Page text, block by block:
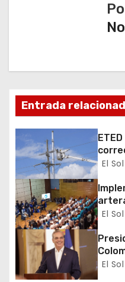
ó
n
d
e
e
n
t
r
a
Entrada
El
social
El
de la
El